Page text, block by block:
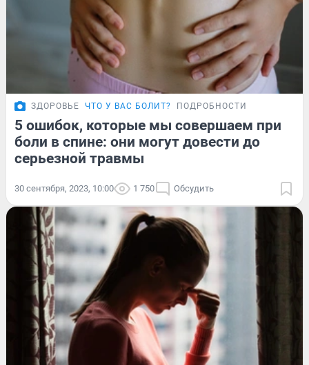
ЗДОРОВЬЕ ЧТО У ВАС БОЛИТ? ПОДРОБНОСТИ
5 ошибок, которые мы совершаем при
боли в спине: они могут довести до
серьезной травмы
30 сентября, 2023, 10:00 1 750 Обсудить